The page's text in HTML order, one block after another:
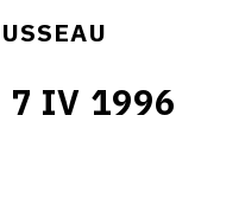
7 IV 1996